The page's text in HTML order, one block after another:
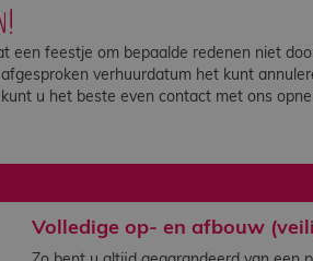
een feestje om bepaalde redenen niet
verhuurdatum het kunt
u het beste even contact met ons
Volledige op- en afbouw